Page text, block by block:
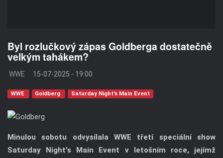
Byl rozlučkový zápas Goldberga dostatečně
velkým tahákem?
WWE 15-07-2025 - 19:00
WWE Goldberg Saturday Night’s Main Event
Minulou sobotu odvysílala WWE třetí speciální show
Saturday Night's Main Event v letošním roce, jejímž